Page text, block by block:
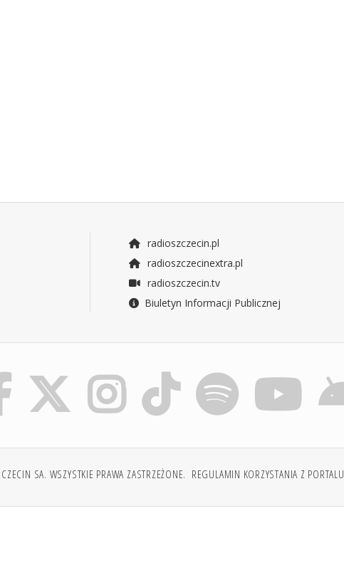
radioszczecin.pl
radioszczecinextra.pl
radioszczecin.tv
Biuletyn Informacji Publicznej
SA. WSZYSTKIE PRAWA ZASTRZEŻONE. REGULAMIN KORZYSTANIA Z PORTALU